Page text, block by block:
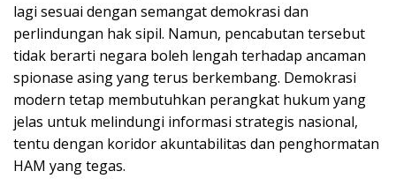
lagi sesuai dengan semangat demokrasi dan
perlindungan hak sipil. Namun, pencabutan tersebut
tidak berarti negara boleh lengah terhadap ancaman
spionase asing yang terus berkembang. Demokrasi
modern tetap membutuhkan perangkat hukum yang
jelas untuk melindungi informasi strategis nasional,
tentu dengan koridor akuntabilitas dan penghormatan
HAM yang tegas.